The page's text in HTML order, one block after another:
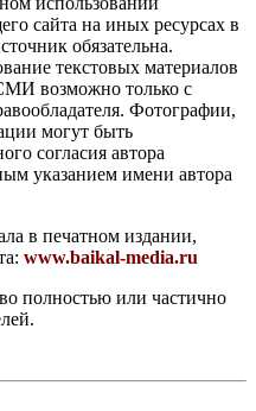
сайта на иных ресурсах в
обязательна.
текстовых материалов
возможно только с
Фотографии,
могут быть
согласия автора
указанием имени автора
в печатном издании,
www.baikal-media.ru
полностью или частично